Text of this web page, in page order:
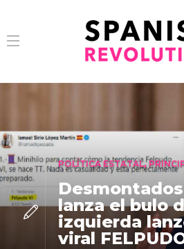
POLÍTICA ESTATAL,
lanza el bulo
izquierda
viral